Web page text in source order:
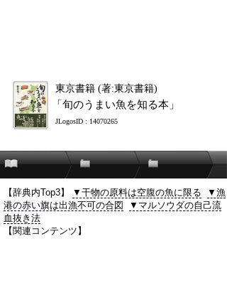
東京書籍 (著:東京書籍)
「旬のうまい魚を知る本」
JLogosID : 14070265
【辞典内Top3】 ▼干物の原料は空腹の魚に限る
▼漁
港の赤い旗は出漁不可の合図
▼マルソウダの自己流
血抜き法
【関連コンテンツ】